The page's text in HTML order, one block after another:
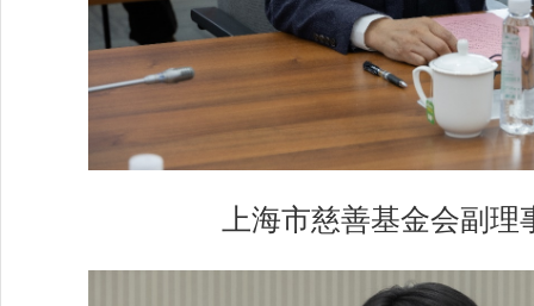
上海市慈善基金会副